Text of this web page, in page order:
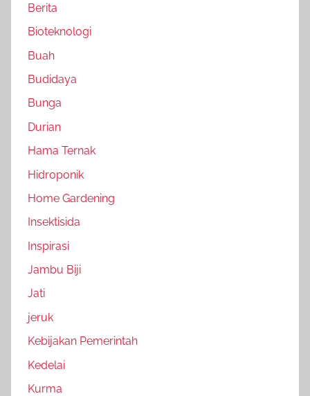
Berita
Bioteknologi
Buah
Budidaya
Bunga
Durian
Hama Ternak
Hidroponik
Home Gardening
Insektisida
Inspirasi
Jambu Biji
Jati
jeruk
Kebijakan Pemerintah
Kedelai
Kurma